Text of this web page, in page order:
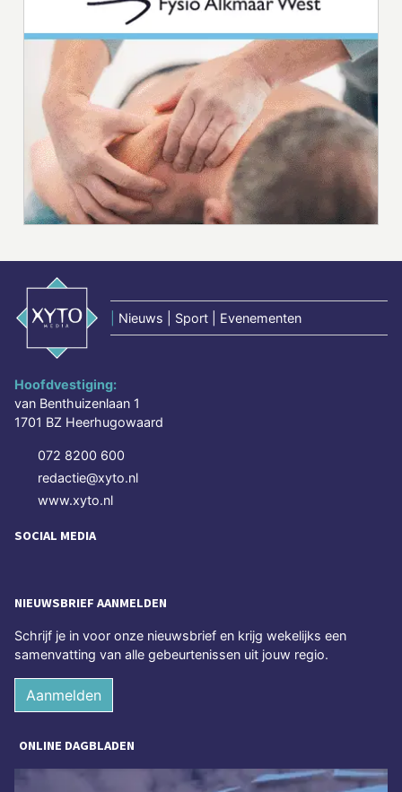
Nieuws | Sport | Evenementen
Hoofdvestiging:
van Benthuizenlaan 1
1701 BZ Heerhugowaard
072 8200 600
redactie@xyto.nl
www.xyto.nl
SOCIAL MEDIA
NIEUWSBRIEF AANMELDEN
Schrijf je in voor onze nieuwsbrief en krijg wekelijks een
samenvatting van alle gebeurtenissen uit jouw regio.
Aanmelden
ONLINE DAGBLADEN